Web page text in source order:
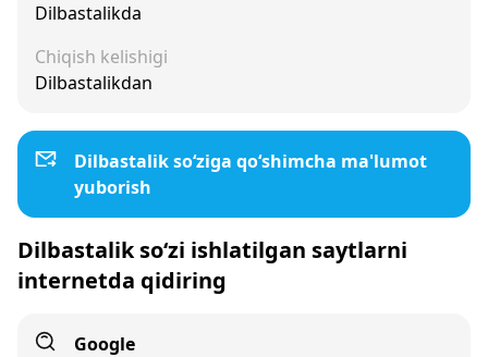
Dilbastalikda
Chiqish kelishigi
Dilbastalikdan
Dilbastalik so‘ziga qo‘shimcha ma'lumot
yuborish
Dilbastalik so‘zi ishlatilgan saytlarni
internetda qidiring
Google